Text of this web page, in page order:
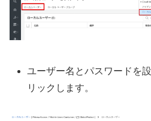
ユーザー名とパスワードを
リックします。